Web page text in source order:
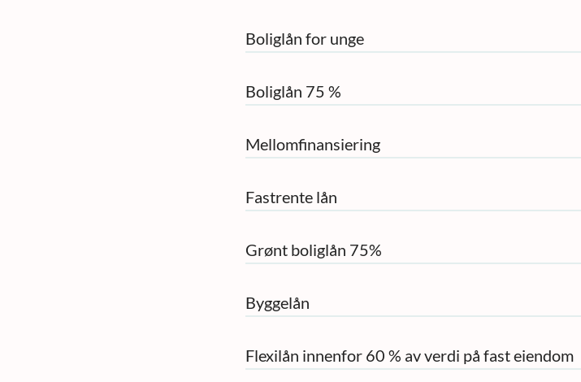
Boliglån for unge
Boliglån 75 %
Mellomfinansiering
Fastrente lån
Grønt boliglån 75%
Byggelån
Flexilån innenfor 60 % av verdi på fast eiendom